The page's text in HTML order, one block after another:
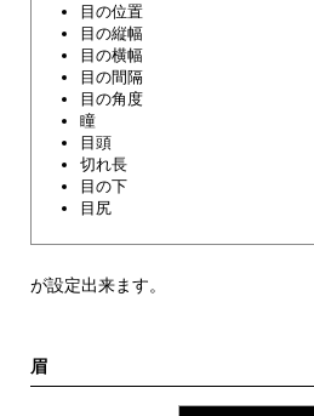
目の位置
目の縦幅
目の横幅
目の間隔
目の角度
瞳
目頭
切れ長
目の下
目尻
が設定出来ます。
眉